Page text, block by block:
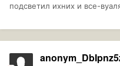
подсветил ихних и все-